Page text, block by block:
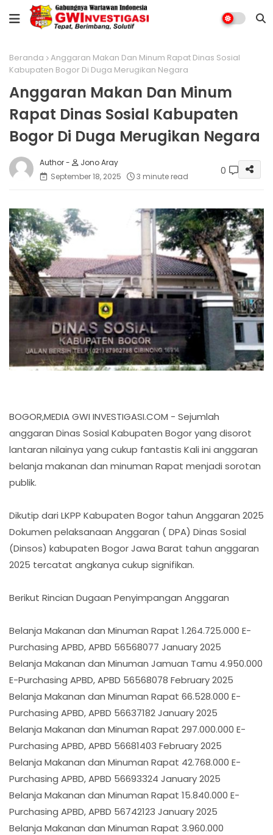
Beranda
Anggaran Makan Dan Minum Rapat Dinas Sosial
Kabupaten Bogor Di Duga Merugikan Negara
Anggaran Makan Dan Minum
Rapat Dinas Sosial Kabupaten
Bogor Di Duga Merugikan Negara
Jono Aray
September 18, 2025
3 minute read 0
BOGOR,MEDIA GWI INVESTIGASI.COM - Sejumlah
anggaran Dinas Sosial Kabupaten Bogor yang disorot
lantaran nilainya yang cukup fantastis Kali ini anggaran
belanja makanan dan minuman Rapat menjadi sorotan
publik.
Dikutip dari LKPP Kabupaten Bogor tahun Anggaran 2025
Dokumen pelaksanaan Anggaran ( DPA) Dinas Sosial
(Dinsos) kabupaten Bogor Jawa Barat tahun anggaran
2025 tercatat angkanya cukup signifikan.
Berikut Rincian Dugaan Penyimpangan Anggaran
Belanja Makanan dan Minuman Rapat 1.264.725.000 E-
Purchasing APBD, APBD 56568077 January 2025
Belanja Makanan dan Minuman Jamuan Tamu 4.950.000
E-Purchasing APBD, APBD 56568078 February 2025
Belanja Makanan dan Minuman Rapat 66.528.000 E-
Purchasing APBD, APBD 56637182 January 2025
Belanja Makanan dan Minuman Rapat 297.000.000 E-
Purchasing APBD, APBD 56681403 February 2025
Belanja Makanan dan Minuman Rapat 42.768.000 E-
Purchasing APBD, APBD 56693324 January 2025
Belanja Makanan dan Minuman Rapat 15.840.000 E-
Purchasing APBD, APBD 56742123 January 2025
Belanja Makanan dan Minuman Rapat 3.960.000